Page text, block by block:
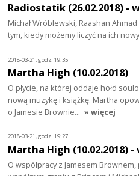
Radiostatik (26.02.2018) -
Michał Wróblewski, Raashan
tym, kiedy możemy liczyć na ich
2018-03-21, godz. 19:35
Martha High (10.02.2018)
O płycie, na której oddaje hołd
nową muzykę i książkę. Martha
o Jamesie Brownie… » więcej
2018-03-21, godz. 19:27
Martha High (10.02.2018)
O współpracy z Jamesem